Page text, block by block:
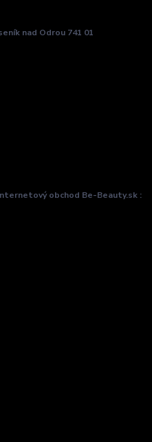
nad Odrou 741 01
obchod Be-Beauty.sk :